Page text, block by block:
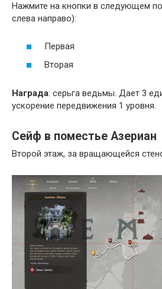
Нажмите на кнопки в следующем
слева направо):
Первая
Вторая
Награда: серьга ведьмы. Дает 3
ускорение передвижения 1 уровня.
Сейф в поместье Азериан
Второй этаж, за вращающейся